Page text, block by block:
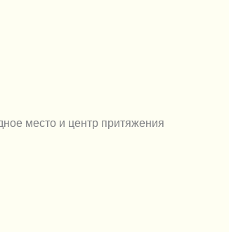
место и центр притяжения